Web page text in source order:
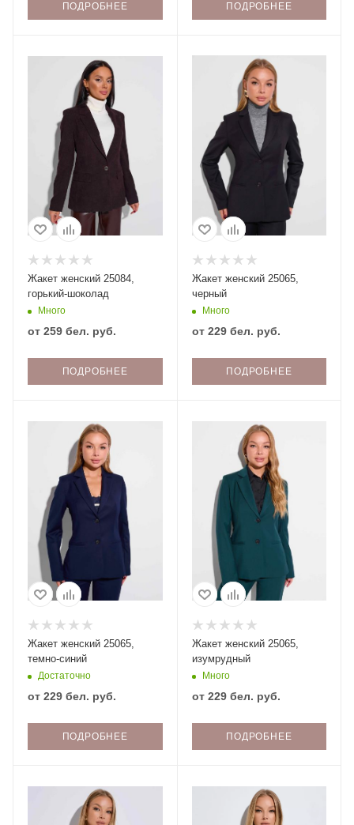
ПОДРОБНЕЕ ПОДРОБНЕЕ
Жакет женский 25084,
горький-шоколад
Много
от 259 бел. руб.
ПОДРОБНЕЕ
Жакет женский 25065,
черный
Много
от 229 бел. руб.
ПОДРОБНЕЕ
Жакет женский 25065,
темно-синий
Достаточно
от 229 бел. руб.
ПОДРОБНЕЕ
Жакет женский 25065,
изумрудный
Много
от 229 бел. руб.
ПОДРОБНЕЕ